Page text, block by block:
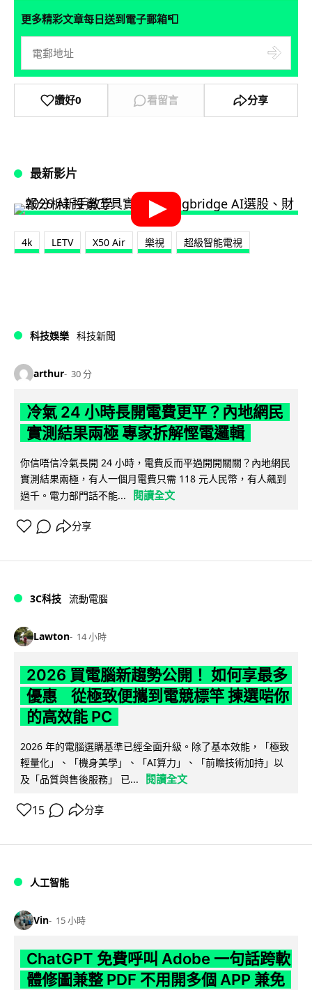
更多精彩文章每日送到電子郵箱📮
讚好0 看留言 分享
最新影片
4k LETV X50 Air 樂視 超級智能電視
科技娛樂 科技新聞
arthur 30 分
冷氣 24 小時長開電費更平？內地網民
實測結果兩極 專家拆解慳電邏輯
你信唔信冷氣長開 24 小時，電費反而平過開開關關？內地網民
實測結果兩極，有人一個月電費只需 118 元人民幣，有人飆到
過千。電力部門話不能...
閱讀全文
分享
3C科技 流動電腦
Lawton 14 小時
2026 買電腦新趨勢公開！ 如何享最多
優惠 從極致便攜到電競標竿 揀選啱你
的高效能 PC
2026 年的電腦選購基準已經全面升級。除了基本效能，「極致
輕量化」、「機身美學」、「AI算力」、「前瞻技術加持」以
及「品質與售後服務」 已...
閱讀全文
15 分享
人工智能
Vin 15 小時
ChatGPT 免費呼叫 Adobe 一句話跨軟
體修圖兼整 PDF 不用開多個 APP 兼免